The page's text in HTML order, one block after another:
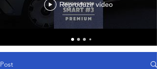
Reproduzir vídeo
Post